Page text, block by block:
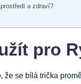
a zdraví?
pro
že se bílá trička